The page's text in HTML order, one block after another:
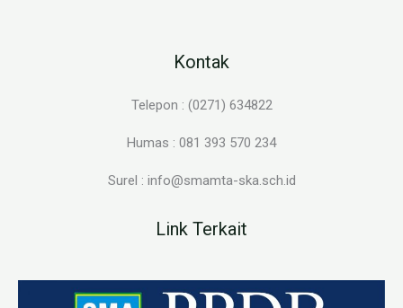
Kontak
Telepon : (0271) 634822
Humas : 081 393 570 234
Surel : info@smamta-ska.sch.id
Link Terkait